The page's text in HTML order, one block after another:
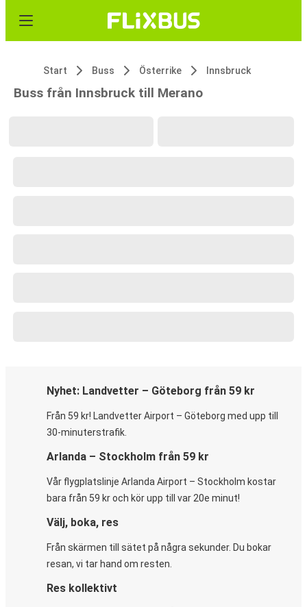
Start Buss Österrike Innsbruck
Buss från Innsbruck till Merano
Nyhet: Landvetter – Göteborg från 59 kr
Från 59 kr! Landvetter Airport – Göteborg med upp till
30-minuterstrafik.
Arlanda – Stockholm från 59 kr
Vår flygplatslinje Arlanda Airport – Stockholm kostar
bara från 59 kr och kör upp till var 20e minut!
Välj, boka, res
Från skärmen till sätet på några sekunder. Du bokar
resan, vi tar hand om resten.
Res kollektivt